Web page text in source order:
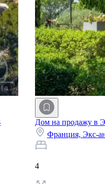
Дом на продажу в
Франция, Экс-
4